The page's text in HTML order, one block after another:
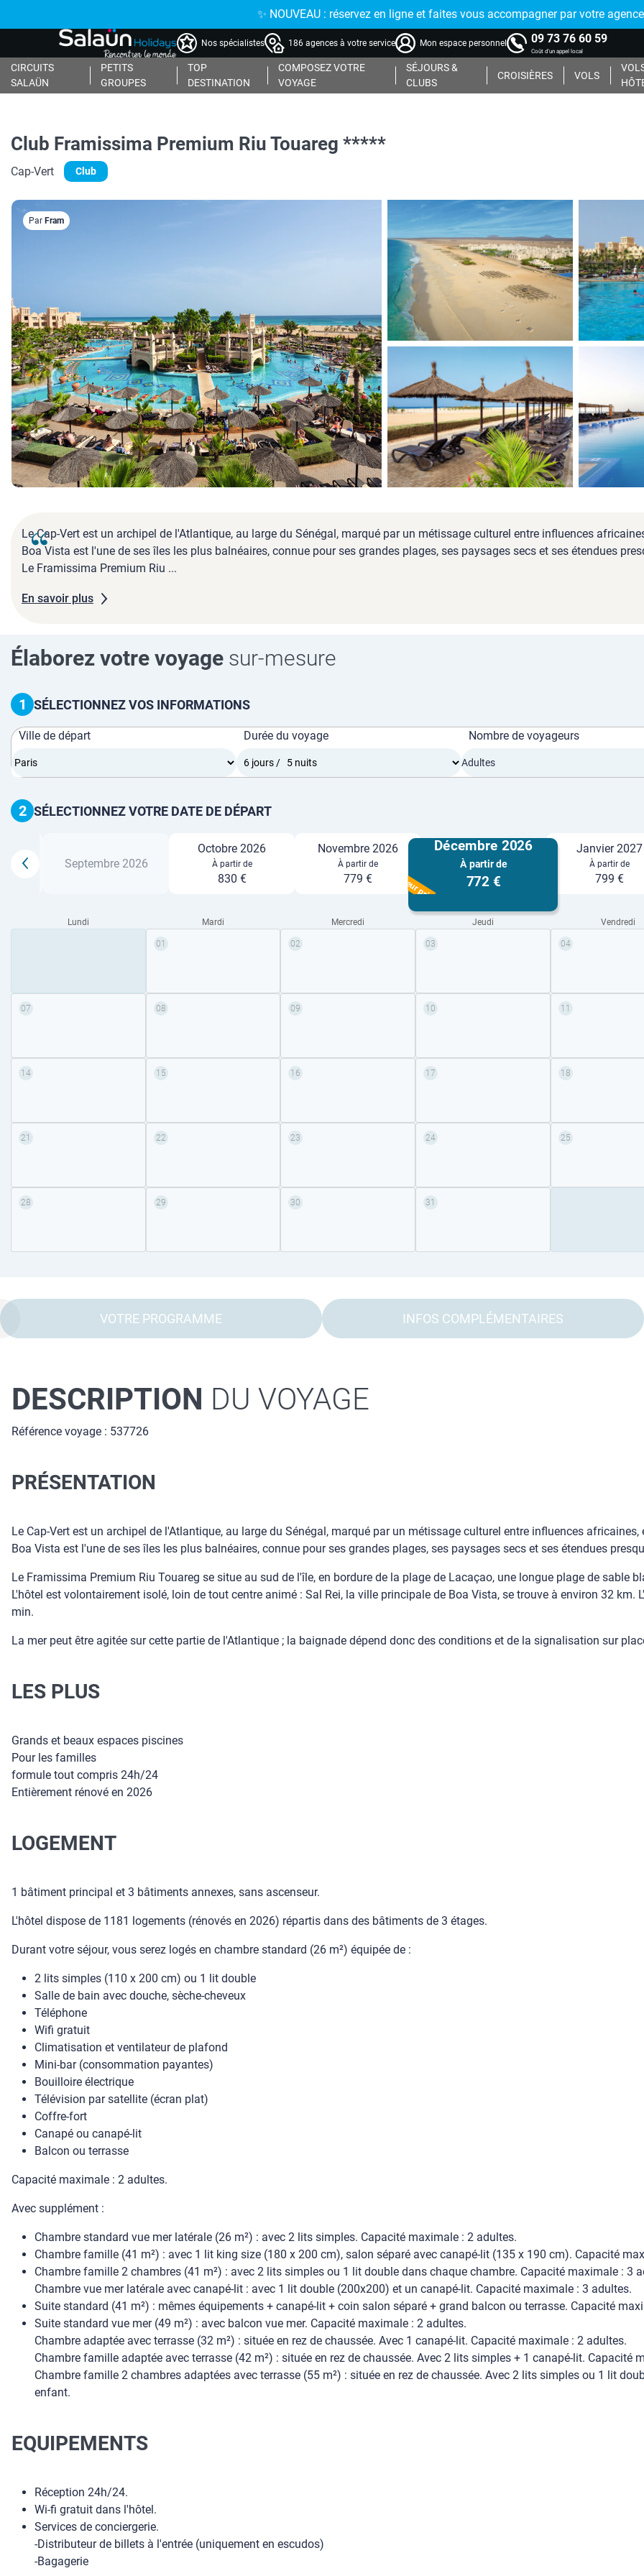
✨ NOUVEAU : réservez en ligne et faites vous accompagner par votre
Nos spécialistes 186 agences à votre service Mon espace personnel 09 73 76 60 59
Coût d'un appel local
CIRCUITS
SALAÜN
PETITS
GROUPES
TOP
DESTINATION
COMPOSEZ VOTRE
VOYAGE
SÉJOURS &
CLUBS
CROISIÈRES VOLS
Club Framissima Premium Riu Touareg *****
Cap-Vert Club
Par Fram
Le Cap-Vert est un archipel de l'Atlantique, au large du Sénégal, marqué par un métissage culturel entre influences
Boa Vista est l'une de ses îles les plus balnéaires, connue pour ses grandes plages, ses paysages secs et ses étendues
Le Framissima Premium Riu ...
En savoir plus
Élaborez votre voyage sur-mesure
1 SÉLECTIONNEZ VOS INFORMATIONS
Ville de départ Durée du voyage Nombre de voyageurs
Adultes
2 SÉLECTIONNEZ VOTRE DATE DE DÉPART
Septembre 2026
Octobre 2026
À partir de
830 €
Novembre 2026
À partir de
779 €
Décembre 2026
À partir de
772 €
Meilleur prix
Janvier 2027
À partir de
799 €
Lundi Mardi Mercredi Jeudi Vendredi
01 02 03 04
07 08 09 10 11
14 15 16 17 18
21 22 23 24 25
28 29 30 31
VOTRE PROGRAMME INFOS COMPLÉMENTAIRES
DESCRIPTION DU VOYAGE
Référence voyage : 537726
PRÉSENTATION
Le Cap-Vert est un archipel de l'Atlantique, au large du Sénégal, marqué par un métissage culturel entre influences
Boa Vista est l'une de ses îles les plus balnéaires, connue pour ses grandes plages, ses paysages secs et ses étendues
Le Framissima Premium Riu Touareg se situe au sud de l'île, en bordure de la plage de Lacaçao, une longue plage de sable
L'hôtel est volontairement isolé, loin de tout centre animé : Sal Rei, la ville principale de Boa Vista, se trouve à environ 32
min.
La mer peut être agitée sur cette partie de l'Atlantique ; la baignade dépend donc des conditions et de la signalisation sur
LES PLUS
Grands et beaux espaces piscines
Pour les familles
formule tout compris 24h/24
Entièrement rénové en 2026
LOGEMENT
1 bâtiment principal et 3 bâtiments annexes, sans ascenseur.
L'hôtel dispose de 1181 logements (rénovés en 2026) répartis dans des bâtiments de 3 étages.
Durant votre séjour, vous serez logés en chambre standard (26 m²) équipée de :
2 lits simples (110 x 200 cm) ou 1 lit double
Salle de bain avec douche, sèche-cheveux
Téléphone
Wifi gratuit
Climatisation et ventilateur de plafond
Mini-bar (consommation payantes)
Bouilloire électrique
Télévision par satellite (écran plat)
Coffre-fort
Canapé ou canapé-lit
Balcon ou terrasse
Capacité maximale : 2 adultes.
Avec supplément :
Chambre standard vue mer latérale (26 m²) : avec 2 lits simples. Capacité maximale : 2 adultes.
Chambre famille (41 m²) : avec 1 lit king size (180 x 200 cm), salon séparé avec canapé-lit (135 x 190 cm). Capacité
Chambre famille 2 chambres (41 m²) : avec 2 lits simples ou 1 lit double dans chaque chambre. Capacité maximale : 3
Chambre vue mer latérale avec canapé-lit : avec 1 lit double (200x200) et un canapé-lit. Capacité maximale : 3 adultes.
Suite standard (41 m²) : mêmes équipements + canapé-lit + coin salon séparé + grand balcon ou terrasse. Capacité
Suite standard vue mer (49 m²) : avec balcon vue mer. Capacité maximale : 2 adultes.
Chambre adaptée avec terrasse (32 m²) : située en rez de chaussée. Avec 1 canapé-lit. Capacité maximale : 2 adultes.
Chambre famille adaptée avec terrasse (42 m²) : située en rez de chaussée. Avec 2 lits simples + 1 canapé-lit. Capacité
Chambre famille 2 chambres adaptées avec terrasse (55 m²) : située en rez de chaussée. Avec 2 lits simples ou 1 lit
enfant.
EQUIPEMENTS
Réception 24h/24.
Wi-fi gratuit dans l'hôtel.
Services de conciergerie.
-Distributeur de billets à l'entrée (uniquement en escudos)
-Bagagerie